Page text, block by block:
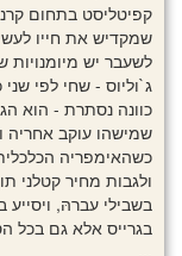
קפיטליסט בתחום
שמקדיש את חייו
לשעבר יש מיומנויות
ג`וליוס - שחי לפי
כוונה נסתרת - הוא
שמישהו עוקב אחריה
כשהאימפריה
ולגבות מחיר קטלני
בשבילי עברהּ,
בגרייס אלא גם בכל
...